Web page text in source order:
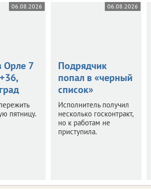
06.08.2026
Орле 7
пятницу.
06.08.2026
Подрядчик
попал в «черный
список»
Исполнитель получил
несколько госконтракт,
но к работам не
приступила.